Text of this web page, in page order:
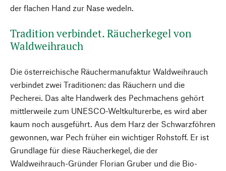
der flachen Hand zur Nase wedeln.
Tradition verbindet. Räucherkegel von
Waldweihrauch
Die österreichische Räuchermanufaktur Waldweihrauch
verbindet zwei Traditionen: das Räuchern und die
Pecherei. Das alte Handwerk des Pechmachens gehört
mittlerweile zum UNESCO-Weltkulturerbe, es wird aber
kaum noch ausgeführt. Aus dem Harz der Schwarzföhren
gewonnen, war Pech früher ein wichtiger Rohstoff. Er ist
Grundlage für diese Räucherkegel, die der
Waldweihrauch-Gründer Florian Gruber und die Bio-